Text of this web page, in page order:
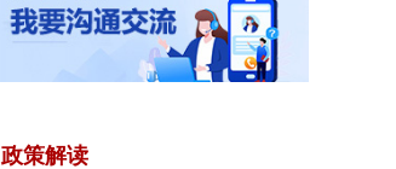
政策解读